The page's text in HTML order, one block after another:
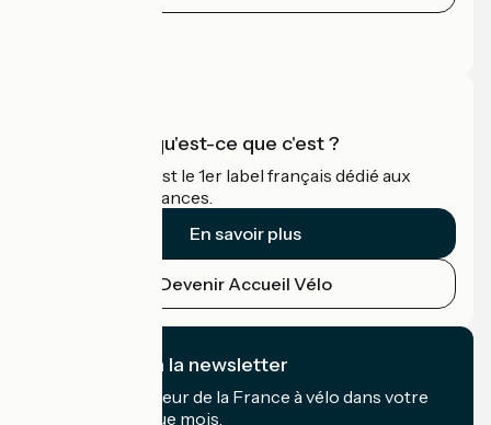
Accueil Vélo qu'est-ce que c'est ?
Accueil Vélo c'est le 1er label français dédié aux
cyclistes en vacances.
En savoir plus
Devenir Accueil Vélo
Je m'abonne à la newsletter
Recevez le meilleur de la France à vélo dans votre
boîte mail chaque mois.